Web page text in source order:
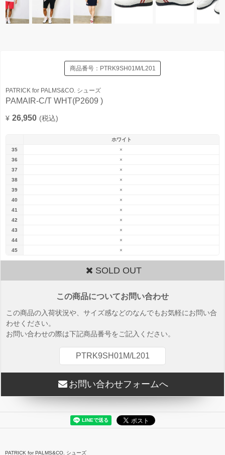
商品番号： PTRK9SH01M/L201
PATRICK for PALMS&CO. シューズ
PAMAIR-C/T WHT(P2609 )
¥ 26,950 (税込)
ホワイト
35
×
36
×
37
×
38
×
39
×
40
×
41
×
42
×
43
×
44
×
45
×
SOLD OUT
この商品についてお問い合わせ
この商品の入荷状況や、サイズ感などのなんでもお気軽にお問い合
わせください。
お問い合わせの際は下記商品番号をご記入ください。
PTRK9SH01M/L201
お問い合わせフォームへ
PATRICK for PALMS&CO. シューズ